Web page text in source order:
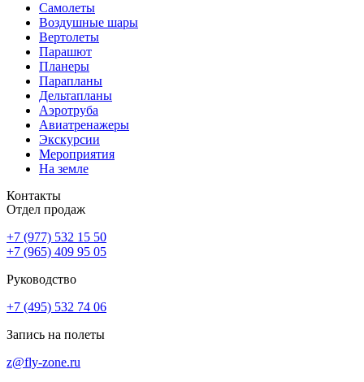
Самолеты
Воздушные шары
Вертолеты
Парашют
Планеры
Парапланы
Дельтапланы
Аэротруба
Авиатренажеры
Экскурсии
Мероприятия
На земле
Контакты
Отдел продаж
+7 (977) 532 15 50
+7 (965) 409 95 05
Руководство
+7 (495) 532 74 06
Запись на полеты
z@fly-zone.ru